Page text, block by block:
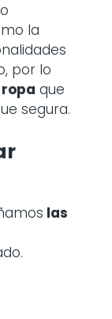
la
por lo
que
segura.
las